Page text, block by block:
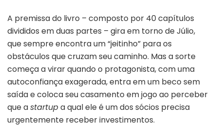
A premissa do livro – composto por 40 capítulos
divididos em duas partes – gira em torno de Júlio,
que sempre encontra um “jeitinho” para os
obstáculos que cruzam seu caminho. Mas a sorte
começa a virar quando o protagonista, com uma
autoconfiança exagerada, entra em um beco sem
saída e coloca seu casamento em jogo ao perceber
que astartupa qual ele é um dos sócios precisa
urgentemente receber investimentos.